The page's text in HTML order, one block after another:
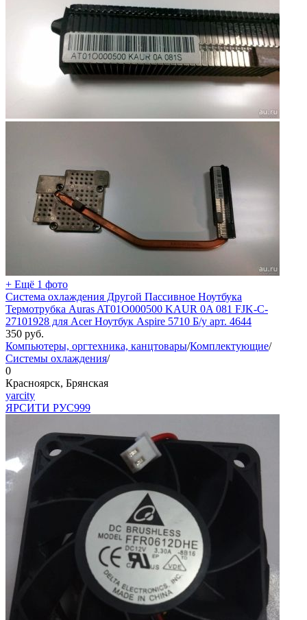
+ Ещё 1 фото
Система охлаждения Другой Пассивное Ноутбука
Термотрубка Auras AT01O000500 KAUR 0A 081 FJK-C-
27101928 для Acer Ноутбук Aspire 5710 Б/у арт. 4644
350 руб.
Компьютеры, оргтехника, канцтовары/Комплектующие/
Системы охлаждения/
0
Красноярск, Брянская
yarcity
ЯРСИТИ РУС999